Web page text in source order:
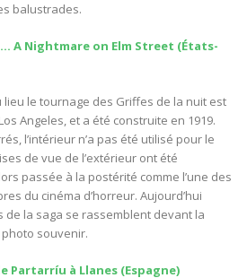
balustrades.
A Nightmare on Elm Street (États-
lieu le tournage des Griffes de la nuit est
Angeles, et a été construite en 1919.
l’intérieur n’a pas été utilisé pour le
de vue de l’extérieur ont été
passée à la postérité comme l’une des
du cinéma d’horreur. Aujourd’hui
de la saga se rassemblent devant la
souvenir.
Partarríu à Llanes (Espagne)